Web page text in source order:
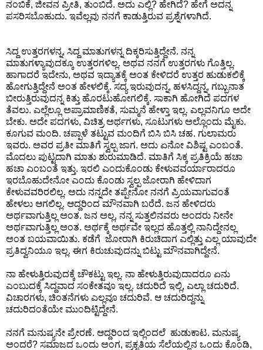
ನಂಬಿಕೆ, ಜೀವನ ಪ್ರೀತಿ, ತುಂಬಿದೆ. ಅದು ಎಲ್ಲಿ? ಹೇಗಿದೆ? ಹೇಗೆ ಅದನ್ನ
ಪಸರಿಸಬೊಹುದು. ಇವೆಲ್ಲವು ನನಗೆ ಕಾಡುತ್ತಿರುವ ಪ್ರಶ್ನೆಗಳಾಗಿದೆ.
ಸಿದ್ದ ಉತ್ತರಗಳನ್ನ, ಸಿದ್ದ ಮಾತುಗಳನ್ನ ದಿಕ್ಕರಿಸುತ್ತಿದ್ದೇನೆ. ನನ್ನ
ಮಾತುಗಳ್ಯಾವುದಕ್ಕೂ ಉತ್ತರಗಳಿಲ್ಲ. ಅಥವ ನನಗೆ ಉತ್ತರಗಳು ಗೊತ್ತಿಲ್ಲ.
ಹಾಗಾದರೆ ಇದೇನು, ಅಥವ ಇದ್ಯಾತಕ್ಕೆ ಅಂತ ಕೇಳಿದರೆ ಉತ್ತರ ಹುಡುಕಲಿಕ್ಕೆ
ಹೋಗುತ್ತಿದ್ದೇನೆ ಅಂತ ಹೇಳಲಿಕ್ಕೆ. ಸದ್ಯ ಇರುವುದನ್ನ, ಹಳಸಿದ್ದನ್ನ, ಗಬ್ಬುನಾತ
ಬೀರುತ್ತಿರುವುದನ್ನ ಕಿತ್ತು ಹೊರಟುಹೋಗಲಿಕ್ಕೆ. ಸಾಕಾಗಿ ಹೋಗಿದೆ ಪದಗಳ
ತೆವಲು. ಎಲ್ಲೆಲ್ಲೂ ಅಪ್ರಾಮಾಣಿಕತೆ, ಸುಮ್ಮನೆ ಹೇಳ್ತಾ ಇಲ್ಲ. ಎಲ್ಲವನಿಗೂ ಅದೇ
ಬೇಕು. ಅದೇ ಪದಗಳು, ವಿಚಿತ್ರ ಅರ್ಥಗಳು, ಸೂಟುಗಳು ಅಲ್ಲೊಂದು ಮೈಕು.
ಕೂಗುವ ಮಂದಿ. ಚಪ್ಪಾಳೆ ತಟ್ಟುವ ಮಂದಿಗೆ ಬಿಸಿ ಬಿಸಿ ಚಹ. ಗುಲಾಮರು
ಇವರು. ಅವರ ಪ್ರತೀ ಮಾತಿಗೆ ಸ್ವಲ್ಪ ಜಾಗ. ಅದು ಏನೋ ವಿಶಿಷ್ಟ ಎಂಬಂತೆ.
ಮೊದಲು ಪುಟ್ಟದಾಗಿ ಮಾತು ಶುರುಮಾಡಿದೆ. ಮಾತಿಗೆ ಸಿಕ್ಕ ಪ್ರತಿಕ್ರಿಯೆ ಹಚಾ
ಹಚಾ ಎಂಬಂತೆ ಇತ್ತು. ಇರಲಿ ಎಂದುಕೊಂಡು ಕೇಳುವವರ್ಯಾರಾದರೂ
ಇರಬೊಹುದೇನೋ ಎಂದು ಕೊಂಡು ಸ್ವಲ್ಪ ಜೋರಾಗಿ ಹೇಳಿದಾಗ
ಕೇಳುವವರಿರಲಿಲ್ಲ. ಅದು ನನ್ನದೇ ತಪ್ಪೇನೋ ನನಗೆ ಪ್ರಿಯವಾಗುವಂತೆ
ಹೇಳಲು ಆಗಲಿಲ್ಲ. ಆದ್ದರಿಂದ ಮೌನವಾಗಿ ಬರೆದೆ. ಜನ ಹೇಳಿದರು
ಅರ್ಥವಾಗುತ್ತಿಲ್ಲ ಅಂತ. ಜನ ಅಲ್ಲ, ನನ್ನ ಸುತ್ತಲಿನವರು ಅಂದರು ನೀನೇ
ಅರ್ಥವಾಗುತ್ತಿಲ್ಲ ಅಂತ. ಅರ್ಥಕ್ಕೆ ಅರ್ಥವೇ ಇಲ್ಲದ ಹೊತ್ತಲ್ಲಿ ನಾನಿದ್ದೇನಲ್ಲ
ಅಂತ ಬಯವಾಯಿತು. ಕಡೆಗೆ ಜೋರಾಗಿ ಕಿರುಚಿದಾಗ ಎಲ್ಲಿತ್ತು ಎಲ್ಲ ಯಾವುದೇ
ಪ್ರತಿದ್ವನಿಯೂ ಇಲ್ಲ. ಈಗ ಕಿರುಚುವುದನ್ನು ಬಿಟ್ಟು ಮೌನವಾಗಿದ್ದೇನೆ.
ನಾ ಹೇಳುತ್ತಿರುವುದಕ್ಕೆ ಚೌಕಟ್ಟು ಇಲ್ಲ. ನಾ ಹೇಳುತ್ತಿರುವುದಾದರೂ ಏನು
ಎಂಬುದಕ್ಕೆ ಸಿದ್ದವಾದ ಸಂಕೇತವೂ ಇಲ್ಲ. ಚದುರಿದೆ ಇಲ್ಲಿ, ಎಲ್ಲಾ ಚದುರಿದೆ.
ವಿಚಾರಗಳು, ಚಿಂತನೆಗಳು ಎಲ್ಲವೂ ಚದುರಿವೆ. ಆ ಚದುರಿದ್ದನ್ನು
ಚದುರಿದಂತೆಯೇ ಮುಂದಿಟ್ಟಿದ್ದೇನೆ.
ನನಗೆ ಮನುಷ್ಯನೇ ಪ್ರೇರಣೆ. ಆದ್ದರಿಂದ ಇಲ್ಲಿಂದಲೆ ಹುಡುಕಾಟ. ಮನುಷ್ಯ
ಅಂದರೆ? ಸಮಾಜದ ಒಂದು ಅಂಗ, ಪ್ರಕೃತಿಯ ಸೆಲೆಯಲ್ಲಿನ ಒಂದು ಕೊಂಡಿ,